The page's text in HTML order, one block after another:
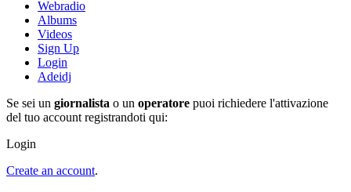
Webradio
Albums
Videos
Sign Up
Login
Adeidj
Se sei un giornalista o un operatore puoi richiedere l'attivazione
del tuo account registrandoti qui:
Login
Create an account.